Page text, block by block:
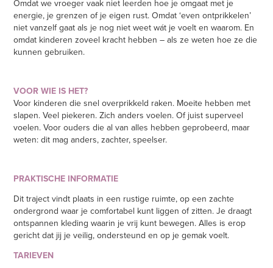
Omdat we vroeger vaak niet leerden hoe je omgaat met je
energie, je grenzen of je eigen rust. Omdat ‘even ontprikkelen’
niet vanzelf gaat als je nog niet weet wát je voelt en waarom. En
omdat kinderen zoveel kracht hebben – als ze weten hoe ze die
kunnen gebruiken.
VOOR WIE IS HET?
Voor kinderen die snel overprikkeld raken. Moeite hebben met
slapen. Veel piekeren. Zich anders voelen. Of juist superveel
voelen. Voor ouders die al van alles hebben geprobeerd, maar
weten: dit mag anders, zachter, speelser.
PRAKTISCHE INFORMATIE
Dit traject vindt plaats in een rustige ruimte, op een zachte
ondergrond waar je comfortabel kunt liggen of zitten. Je draagt
ontspannen kleding waarin je vrij kunt bewegen. Alles is erop
gericht dat jij je veilig, ondersteund en op je gemak voelt.
TARIEVEN